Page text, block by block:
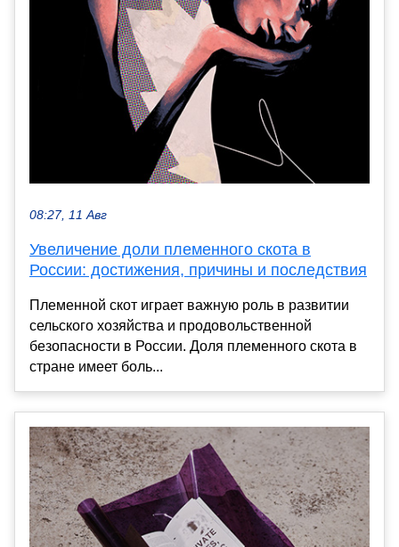
08:27, 11 Авг
Увеличение доли племенного скота в
России: достижения, причины и последствия
Племенной скот играет важную роль в развитии
сельского хозяйства и продовольственной
безопасности в России. Доля племенного скота в
стране имеет боль...